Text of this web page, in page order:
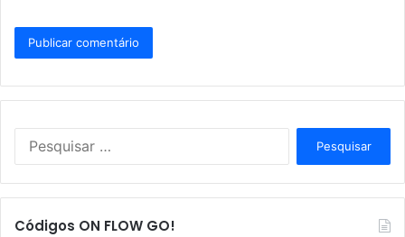
q
Códigos ON FLOW GO!